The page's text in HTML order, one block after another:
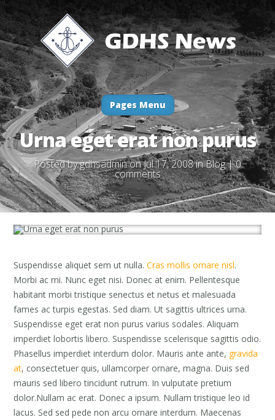
Pages Menu
Urna eget erat non purus
Posted bygdhsadminon Jul 17, 2008 inBlog|0
comments
Suspendisse aliquet sem ut nulla.Cras mollis ornare nisl.
Morbi ac mi. Nunc eget nisi. Donec at enim. Pellentesque
habitant morbi tristique senectus et netus et malesuada
fames ac turpis egestas. Sed diam. Ut sagittis ultrices urna.
Suspendisse eget erat non purus varius sodales. Aliquam
imperdiet lobortis libero. Suspendisse scelerisque sagittis odio.
Phasellus imperdiet interdum dolor. Mauris ante ante, gravida
at, consectetuer quis, ullamcorper ornare, magna. Duis sed
mauris sed libero tincidunt rutrum. In vulputate pretium
dolor.Nullam ac erat. Donec a ipsum. Nullam tristique leo id
lacus. Sed sed pede non arcu ornare interdum. Maecenas